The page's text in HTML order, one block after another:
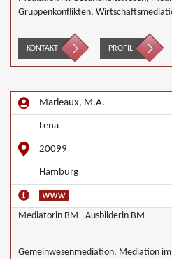
Gruppenkonflikten,
KONTAKT PROFIL
Marleaux, M.A.
Lena
20099
Hamburg
Mediatorin BM - Ausbilderin BM
Gemeinwesenmediation, Mediation